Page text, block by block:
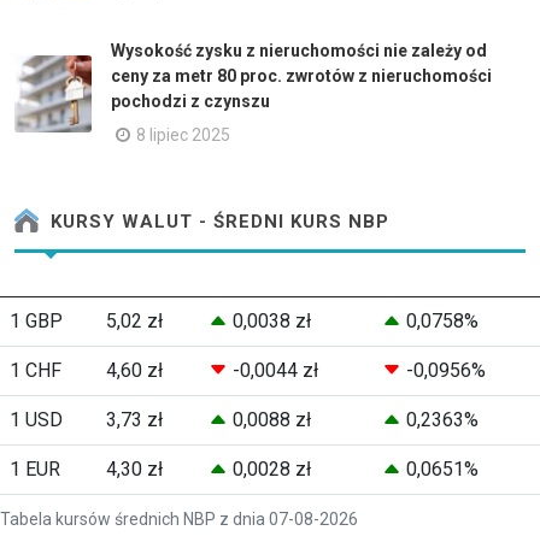
Wysokość zysku z nieruchomości nie zależy od
ceny za metr 80 proc. zwrotów z nieruchomości
pochodzi z czynszu
8 lipiec 2025
KURSY WALUT - ŚREDNI KURS NBP
Tabela kursów średnich NBP z dnia 07-08-2026
1 GBP 5,02 zł 0,0038 zł 0,0758%
1 CHF 4,60 zł -0,0044 zł -0,0956%
1 USD 3,73 zł 0,0088 zł 0,2363%
1 EUR 4,30 zł 0,0028 zł 0,0651%